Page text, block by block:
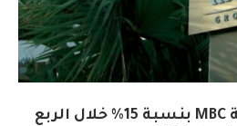
تراجع أرباح مجموعة MBC بنسبة 15% خلال الربع